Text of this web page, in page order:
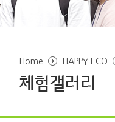
Home HAPPY ECO